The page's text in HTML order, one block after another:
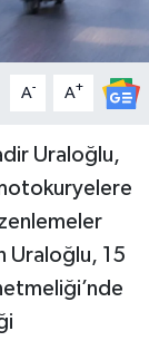
A- A+
Uraloğlu,
Uraloğlu, 15